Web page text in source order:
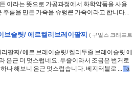
이라는 뜻으로 가공과정에서 화학약품을 사용
름을 만든 가죽을 슈렁큰 가죽이라고 합니다...
브슬릿/ 에르켈리브레이팔찌 ( 구일스 크래프트
팔찌/ 에르 브레이슬릿/ 켈리두줄 브레이슬릿 에
은근 더 멋스럽네요. 두줄이라서 조금은 번거로
나 해보니 은근 멋스럽습니다. 베지터블로 ...Ta